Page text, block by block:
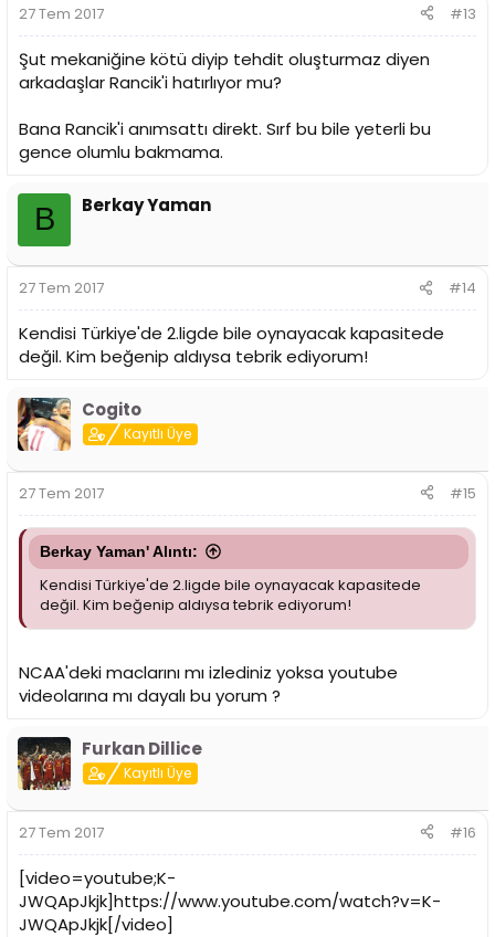
27 Tem 2017 #13
Şut mekaniğine kötü diyip tehdit oluşturmaz diyen
arkadaşlar Rancik'i hatırlıyor mu?
Bana Rancik'i anımsattı direkt. Sırf bu bile yeterli bu
gence olumlu bakmama.
B Berkay Yaman
27 Tem 2017 #14
Kendisi Türkiye'de 2.ligde bile oynayacak kapasitede
değil. Kim beğenip aldıysa tebrik ediyorum!
Cogito
Kayıtlı Üye
27 Tem 2017 #15
Berkay Yaman' Alıntı:
Kendisi Türkiye'de 2.ligde bile oynayacak kapasitede
değil. Kim beğenip aldıysa tebrik ediyorum!
NCAA'deki maclarını mı izlediniz yoksa youtube
videolarına mı dayalı bu yorum ?
Furkan Dillice
Kayıtlı Üye
27 Tem 2017 #16
[video=youtube;K-
JWQApJkjk]https://www.youtube.com/watch?v=K-
JWQApJkjk[/video]